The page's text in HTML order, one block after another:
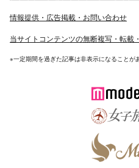
情報提供・広告掲載・お問い合わせ
当サイトコンテンツの無断複写・転載
※一定期間を過ぎた記事は非表示になることが